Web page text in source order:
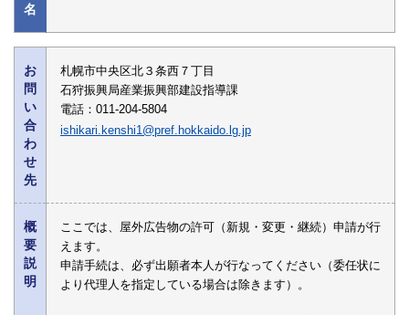
名
お
問
い
合
わ
せ
先
札幌市中央区北３条西７丁目
石狩振興局産業振興部建設指導課
電話：011-204-5804
ishikari.kenshi1@pref.hokkaido.lg.jp
概
要
説
明
ここでは、屋外広告物の許可（新規・変更・継続）申請が行
えます。
申請手続は、必ず出願者本人が行なってください（委任状に
より代理人を指定している場合は除きます）。